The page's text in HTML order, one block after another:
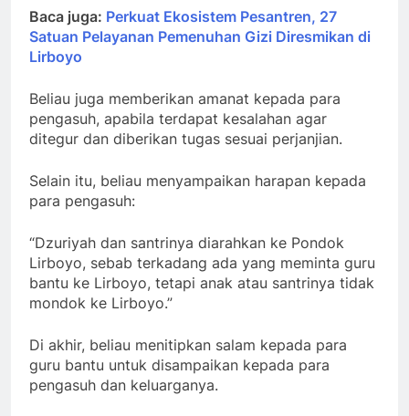
Baca juga: Perkuat Ekosistem Pesantren, 27
Satuan Pelayanan Pemenuhan Gizi Diresmikan di
Lirboyo
Beliau juga memberikan amanat kepada para
pengasuh, apabila terdapat kesalahan agar
ditegur dan diberikan tugas sesuai perjanjian.
Selain itu, beliau menyampaikan harapan kepada
para pengasuh:
“Dzuriyah dan santrinya diarahkan ke Pondok
Lirboyo, sebab terkadang ada yang meminta guru
bantu ke Lirboyo, tetapi anak atau santrinya tidak
mondok ke Lirboyo.”
Di akhir, beliau menitipkan salam kepada para
guru bantu untuk disampaikan kepada para
pengasuh dan keluarganya.